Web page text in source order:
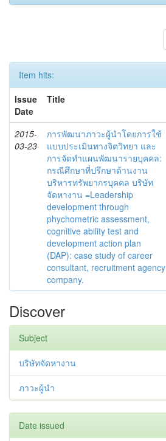
Item hits:
Issue
Date
Title
2015-
03-23
การพัฒนาภาวะผู้นำโดยการใช้
แบบประเมินทางจิตวิทยา และ
การจัดทำแผนพัฒนารายบุคคล:
กรณีศึกษาที่ปรึกษาด้านงาน
บริหารทรัพยากรบุคคล บริษัท
จัดหางาน =Leadership
development through
phychometric assessment,
cognitive ability test and
development action plan
(DAP): case study of career
consultant, recruitment agency
company.
Discover
Subject
บริษัทจัดหางาน
ภาวะผู้นำ
Date issued